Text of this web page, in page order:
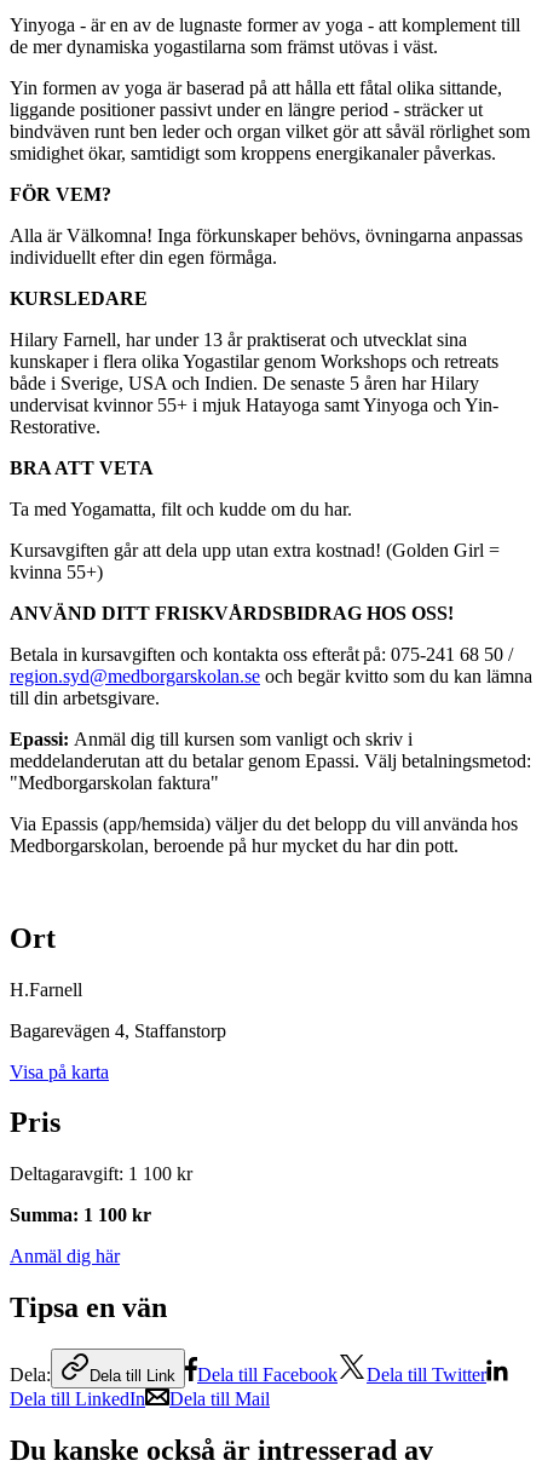
Yinyoga - är en av de lugnaste former av yoga - att komplement till
de mer dynamiska yogastilarna som främst utövas i väst.
Yin formen av yoga är baserad på att hålla ett fåtal olika sittande,
liggande positioner passivt under en längre period - sträcker ut
bindväven runt ben leder och organ vilket gör att såväl rörlighet som
smidighet ökar, samtidigt som kroppens energikanaler påverkas.
FÖR VEM?
Alla är Välkomna! Inga förkunskaper behövs, övningarna anpassas
individuellt efter din egen förmåga.
KURSLEDARE
Hilary Farnell, har under 13 år praktiserat och utvecklat sina
kunskaper i flera olika Yogastilar genom Workshops och retreats
både i Sverige, USA och Indien. De senaste 5 åren har Hilary
undervisat kvinnor 55+ i mjuk Hatayoga samt Yinyoga och Yin-
Restorative.
BRA ATT VETA
Ta med Yogamatta, filt och kudde om du har.
Kursavgiften går att dela upp utan extra kostnad! (Golden Girl =
kvinna 55+)
ANVÄND DITT FRISKVÅRDSBIDRAG HOS OSS!
Betala in kursavgiften och kontakta oss efteråt på: 075-241 68 50 /
region.syd@medborgarskolan.se och begär kvitto som du kan lämna
till din arbetsgivare.
Epassi: Anmäl dig till kursen som vanligt och skriv i
meddelanderutan att du betalar genom Epassi. Välj betalningsmetod:
"Medborgarskolan faktura"
Via Epassis (app/hemsida) väljer du det belopp du vill använda hos
Medborgarskolan, beroende på hur mycket du har din pott.
Ort
H.Farnell
Bagarevägen 4, Staffanstorp
Visa på karta
Pris
Deltagaravgift: 1 100 kr
Summa: 1 100 kr
Anmäl dig här
Tipsa en vän
Dela: Dela till Link Dela till Facebook
Dela till Twitter
Dela till LinkedIn
Dela till Mail
Du kanske också är intresserad av